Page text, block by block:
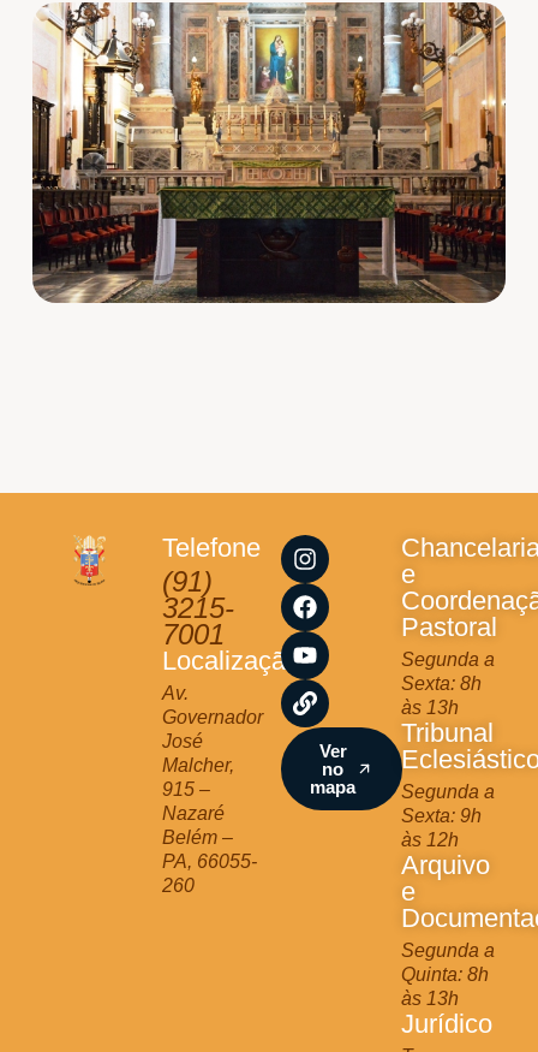
Telefone
(91)
3215-
7001
Localização
Av.
Governador
José
Malcher,
915 –
Nazaré
Belém –
PA, 66055-
260
I
n
s
t
a
g
r
a
m
F
a
c
e
b
o
o
k
Y
o
u
t
u
b
e
L
i
n
k
Ver
no
mapa
e
Pastoral
Segunda a
Sexta: 8h
às 13h
Tribunal
Segunda a
Sexta: 9h
às 12h
Arquivo
e
Segunda a
Quinta: 8h
às 13h
Jurídico